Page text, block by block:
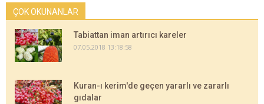
ÇOK OKUNANLAR
Tabiattan iman artırıcı kareler
07.05.2018 13:18:58
Kuran-ı kerim'de geçen yararlı ve zararlı
gıdalar